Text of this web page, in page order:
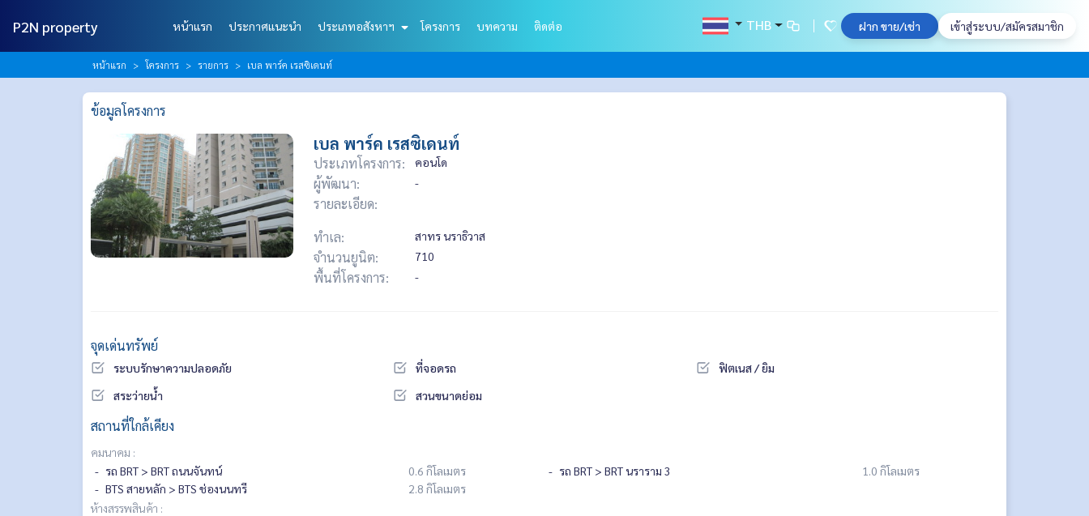
P2N property หน้าแรก ประกาศแนะนำ ประเภทอสังหาฯ โครงการ บทความ ติดต่อ THB ฝาก ขาย/เช่า เข้าสู่ระบบ/สมัครสมาชิก
หน้าแรก โครงการ รายการ เบล พาร์ค เรสซิเดนท์
ข้อมูลโครงการ
เบล พาร์ค เรสซิเดนท์
ประเภทโครงการ: คอนโด
ผู้พัฒนา: -
รายละเอียด:
ทำเล:
สาทร นราธิวาส
จำนวนยูนิต: 710
พื้นที่โครงการ: -
จุดเด่นทรัพย์
ระบบรักษาความปลอดภัย ที่จอดรถ
ฟิตเนส / ยิม
สระว่ายน้ำ
สวนขนาดย่อม
สถานที่ใกล้เคียง
คมนาคม :
รถ BRT > BRT ถนนจันทน์
0.6 กิโลเมตร รถ BRT > BRT นราราม 3
1.0 กิโลเมตร
BTS สายหลัก > BTS ช่องนนทรี
2.8 กิโลเมตร
ห้างสรรพสินค้า :